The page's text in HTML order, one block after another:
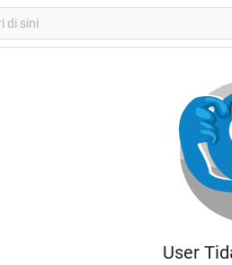
User